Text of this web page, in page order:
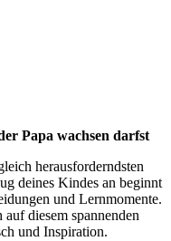
Papa wachsen darfst
herausforderndsten
deines Kindes an beginnt
und Lernmomente.
diesem spannenden
und Inspiration.